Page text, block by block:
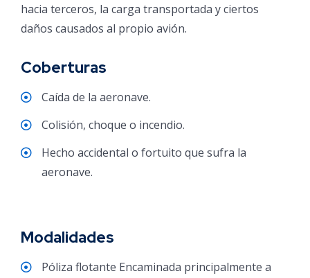
hacia terceros, la carga transportada y ciertos
daños causados al propio avión.
Coberturas
Caída de la aeronave.
Colisión, choque o incendio.
Hecho accidental o fortuito que sufra la
aeronave.
Modalidades
Póliza flotante Encaminada principalmente a